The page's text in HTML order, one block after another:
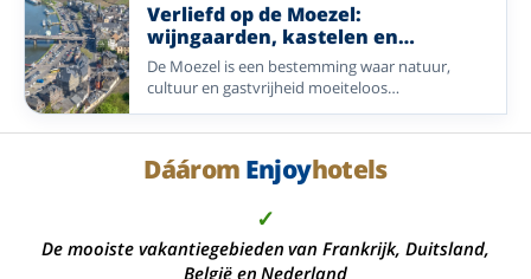
Verliefd op de Moezel:
wijngaarden, kastelen en
vakwerkdorpjes
De Moezel is een bestemming waar natuur,
cultuur en gastvrijheid moeiteloos
samenkomen. Langs de kronkelende rivier vindt
u uitgestrekte wijngaarden, indrukwekkende
uitnodigen om op uw gemak te ontdekken.
geniet van een terrasje met uitzicht of proef een
glas lokale wijn. Vanuit een comfortabel
Enjoyhotel beleeft u de charme van de Moezel,
Dáárom Enjoyhotels
✓
De mooiste vakantiegebieden van Frankrijk, Duitsland,
België en Nederland